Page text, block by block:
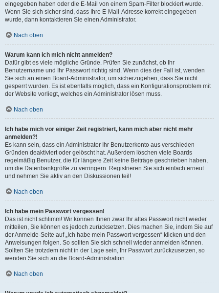
eingegeben haben oder die E-Mail von einem Spam-Filter blockiert wurde.
Wenn Sie sich sicher sind, dass Ihre E-Mail-Adresse korrekt eingegeben
wurde, dann kontaktieren Sie einen Administrator.
Nach oben
Warum kann ich mich nicht anmelden?
Dafür gibt es viele mögliche Gründe. Prüfen Sie zunächst, ob Ihr
Benutzername und Ihr Passwort richtig sind. Wenn dies der Fall ist, wenden
Sie sich an einen Board-Administrator, um sicherzugehen, dass Sie nicht
gesperrt wurden. Es ist ebenfalls möglich, dass ein Konfigurationsproblem mit
der Website vorliegt, welches ein Administrator lösen muss.
Nach oben
Ich habe mich vor einiger Zeit registriert, kann mich aber nicht mehr
anmelden?!
Es kann sein, dass ein Administrator Ihr Benutzerkonto aus verschieden
Gründen deaktiviert oder gelöscht hat. Außerdem löschen viele Boards
regelmäßig Benutzer, die für längere Zeit keine Beiträge geschrieben haben,
um die Datenbankgröße zu verringern. Registrieren Sie sich einfach erneut
und nehmen Sie aktiv an den Diskussionen teil!
Nach oben
Ich habe mein Passwort vergessen!
Das ist nicht schlimm! Wir können Ihnen zwar Ihr altes Passwort nicht wieder
mitteilen, Sie können es jedoch zurücksetzen. Dies machen Sie, indem Sie auf
der Anmelde-Seite auf „Ich habe mein Passwort vergessen“ klicken und den
Anweisungen folgen. So sollten Sie sich schnell wieder anmelden können.
Sollten Sie trotzdem nicht in der Lage sein, Ihr Passwort zurückzusetzen, so
wenden Sie sich an die Board-Administration.
Nach oben